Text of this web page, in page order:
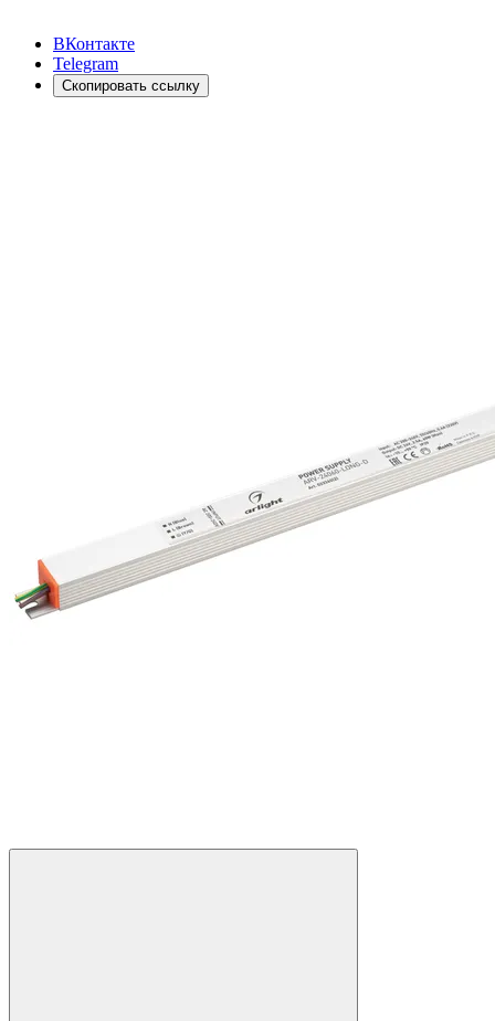
ВКонтакте
Telegram
Скопировать ссылку